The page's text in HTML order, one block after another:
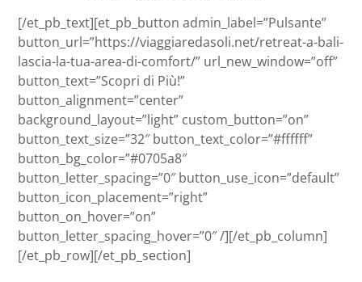
[/et_pb_text][et_pb_button admin_label=”Pulsante”
button_url=”https://viaggiaredasoli.net/retreat-a-bali-
lascia-la-tua-area-di-comfort/” url_new_window=”off”
button_text=”Scopri di Più!”
button_alignment=”center”
background_layout=”light” custom_button=”on”
button_text_size=”32″ button_text_color=”#ffffff”
button_bg_color=”#0705a8″
button_letter_spacing=”0″ button_use_icon=”default”
button_icon_placement=”right”
button_on_hover=”on”
button_letter_spacing_hover=”0″ /][/et_pb_column]
[/et_pb_row][/et_pb_section]